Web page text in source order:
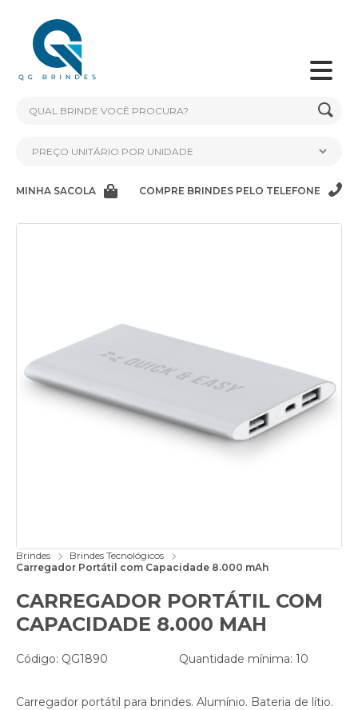
MINHA SACOLA COMPRE BRINDES PELO TELEFONE
Brindes
Brindes Tecnológicos
Carregador Portátil com Capacidade 8.000 mAh
CARREGADOR PORTÁTIL COM
CAPACIDADE 8.000 MAH
Código: QG1890 Quantidade mínima: 10
Carregador portátil para brindes. Alumínio. Bateria de lítio.